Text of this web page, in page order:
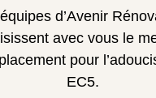
d’Avenir
avec vous le
pour
EC5.